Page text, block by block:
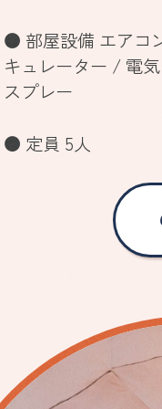
● 部屋設備 エアコ
キュレーター / 電
スプレー
● 定員 5人